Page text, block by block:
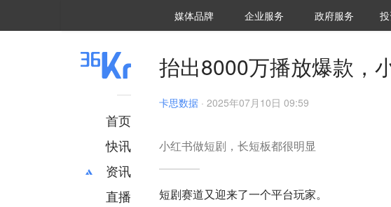
媒体品牌 36Kr研究院
企业服务 城市之窗
政府服务 投资
首页
快讯
资讯
推荐
直播
抬出8000万播放爆款，
卡思数据 · 2025年07月10日 09:59
小红书做短剧，长短板都很明显
短剧赛道又迎来了一个平台玩家。